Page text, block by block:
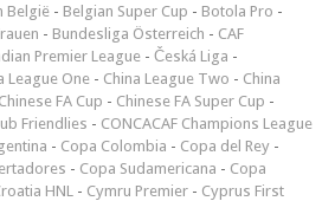
België - Belgian Super Cup - Botola Pro -
- Bundesliga Österreich - CAF
Premier League - Česká Liga -
League One - China League Two - China
Chinese FA Cup - Chinese FA Super Cup -
Friendlies - CONCACAF Champions League
- Copa Colombia - Copa del Rey -
- Copa Sudamericana - Copa
HNL - Cymru Premier - Cyprus First